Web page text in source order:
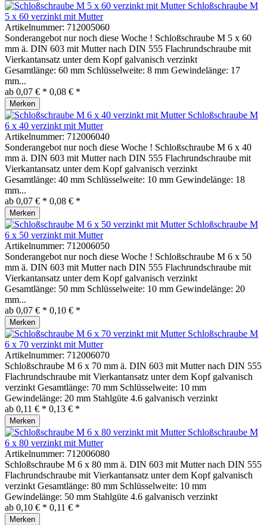
Schloßschraube M
5 x 60 verzinkt mit Mutter
Artikelnummer: 712005060
Sonderangebot nur noch diese Woche ! Schloßschraube M 5 x 60
mm ä. DIN 603 mit Mutter nach DIN 555 Flachrundschraube mit
Vierkantansatz unter dem Kopf galvanisch verzinkt
Gesamtlänge: 60 mm Schlüsselweite: 8 mm Gewindelänge: 17
mm...
ab 0,07 € * 0,08 € *
Merken
Schloßschraube M
6 x 40 verzinkt mit Mutter
Artikelnummer: 712006040
Sonderangebot nur noch diese Woche ! Schloßschraube M 6 x 40
mm ä. DIN 603 mit Mutter nach DIN 555 Flachrundschraube mit
Vierkantansatz unter dem Kopf galvanisch verzinkt
Gesamtlänge: 40 mm Schlüsselweite: 10 mm Gewindelänge: 18
mm...
ab 0,07 € * 0,08 € *
Merken
Schloßschraube M
6 x 50 verzinkt mit Mutter
Artikelnummer: 712006050
Sonderangebot nur noch diese Woche ! Schloßschraube M 6 x 50
mm ä. DIN 603 mit Mutter nach DIN 555 Flachrundschraube mit
Vierkantansatz unter dem Kopf galvanisch verzinkt
Gesamtlänge: 50 mm Schlüsselweite: 10 mm Gewindelänge: 20
mm...
ab 0,07 € * 0,10 € *
Merken
Schloßschraube M
6 x 70 verzinkt mit Mutter
Artikelnummer: 712006070
Schloßschraube M 6 x 70 mm ä. DIN 603 mit Mutter nach DIN 555
Flachrundschraube mit Vierkantansatz unter dem Kopf galvanisch
verzinkt Gesamtlänge: 70 mm Schlüsselweite: 10 mm
Gewindelänge: 20 mm Stahlgüte 4.6 galvanisch verzinkt
ab 0,11 € * 0,13 € *
Merken
Schloßschraube M
6 x 80 verzinkt mit Mutter
Artikelnummer: 712006080
Schloßschraube M 6 x 80 mm ä. DIN 603 mit Mutter nach DIN 555
Flachrundschraube mit Vierkantansatz unter dem Kopf galvanisch
verzinkt Gesamtlänge: 80 mm Schlüsselweite: 10 mm
Gewindelänge: 50 mm Stahlgüte 4.6 galvanisch verzinkt
ab 0,10 € * 0,11 € *
Merken